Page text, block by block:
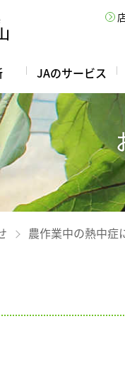
JAのサービス
農作業中の熱中症